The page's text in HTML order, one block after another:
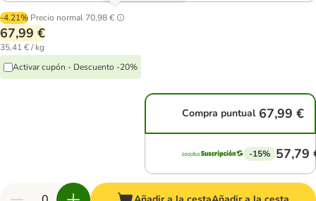
-4.21% Precio normal 70,98 €
67,99 €
35,41 € / kg
Activar cupón - Descuento -20%
Compra puntual 67,99 €
-15% 57,79